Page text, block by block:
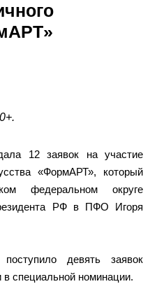
12 заявок на участие
«ФормАРТ», который
федеральном округе
РФ в ПФО Игоря
девять заявок
специальной номинации.